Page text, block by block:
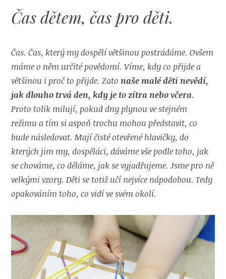
Čas dětem, čas pro děti.
Čas. Čas, který my dospělí většinou postrádáme. Ovšem
máme o něm určité povědomí. Víme, kdy co přijde a
většinou i proč to přijde. Zato naše malé děti nevědí,
jak dlouho trvá den, kdy je to zítra nebo včera.
Proto tolik milují, pokud dny plynou ve stejném
režimu a tím si aspoň trochu mohou představit, co
bude následovat. Mají čisté otevřené hlavičky, do
kterých jim my, dospěláci, dáváme vše podle toho, jak
se chováme, co děláme, jak se vyjadřujeme. Jsme pro ně
velkými vzory. Děti se totiž učí nejvíce nápodobou. Tedy
opakováním toho, co vidí ve svém okolí.